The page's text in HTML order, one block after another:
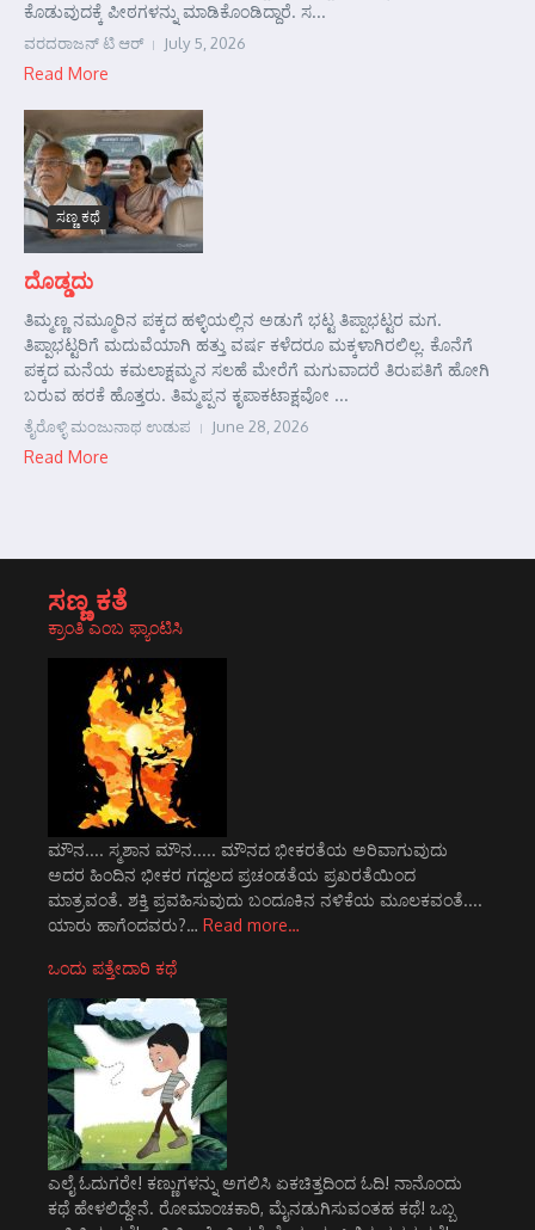
ಕೊಡುವುದಕ್ಕೆ ಪೀಠಗಳನ್ನು ಮಾಡಿಕೊಂಡಿದ್ದಾರೆ. ಸ...
ವರದರಾಜನ್ ಟಿ ಆರ್ July 5, 2026
Read More
ಸಣ್ಣ ಕಥೆ
ದೊಡ್ಡದು
ತಿಮ್ಮಣ್ಣ ನಮ್ಮೂರಿನ ಪಕ್ಕದ ಹಳ್ಳಿಯಲ್ಲಿನ ಅಡುಗೆ ಭಟ್ಟ ತಿಪ್ಪಾಭಟ್ಟರ ಮಗ.
ತಿಪ್ಪಾಭಟ್ಟರಿಗೆ ಮದುವೆಯಾಗಿ ಹತ್ತು ವರ್ಷ ಕಳೆದರೂ ಮಕ್ಕಳಾಗಿರಲಿಲ್ಲ. ಕೊನೆಗೆ
ಪಕ್ಕದ ಮನೆಯ ಕಮಲಾಕ್ಷಮ್ಮನ ಸಲಹೆ ಮೇರೆಗೆ ಮಗುವಾದರೆ ತಿರುಪತಿಗೆ ಹೋಗಿ
ಬರುವ ಹರಕೆ ಹೊತ್ತರು. ತಿಮ್ಮಪ್ಪನ ಕೃಪಾಕಟಾಕ್ಷವೋ ...
ತೈರೊಳ್ಳಿ ಮಂಜುನಾಥ ಉಡುಪ June 28, 2026
Read More
ಸಣ್ಣ ಕತೆ
ಕ್ರಾಂತಿ ಎಂಬ ಫ್ಯಾಂಟಿಸಿ
ಮೌನ.... ಸ್ಮಶಾನ ಮೌನ..... ಮೌನದ ಭೀಕರತೆಯ ಅರಿವಾಗುವುದು
ಅದರ ಹಿಂದಿನ ಭೀಕರ ಗದ್ದಲದ ಪ್ರಚಂಡತೆಯ ಪ್ರಖರತೆಯಿಂದ
ಮಾತ್ರವಂತೆ. ಶಕ್ತಿ ಪ್ರವಹಿಸುವುದು ಬಂದೂಕಿನ ನಳಿಕೆಯ ಮೂಲಕವಂತೆ....
ಯಾರು ಹಾಗೆಂದವರು?… Read more…
ಒಂದು ಪತ್ತೇದಾರಿ ಕಥೆ
ಎಲೈ ಓದುಗರೇ! ಕಣ್ಣುಗಳನ್ನು ಅಗಲಿಸಿ ಏಕಚಿತ್ತದಿಂದ ಓದಿ! ನಾನೊಂದು
ಕಥೆ ಹೇಳಲಿದ್ದೇನೆ. ರೋಮಾಂಚಕಾರಿ, ಮೈನಡುಗಿಸುವಂತಹ ಕಥೆ! ಒಬ್ಬ